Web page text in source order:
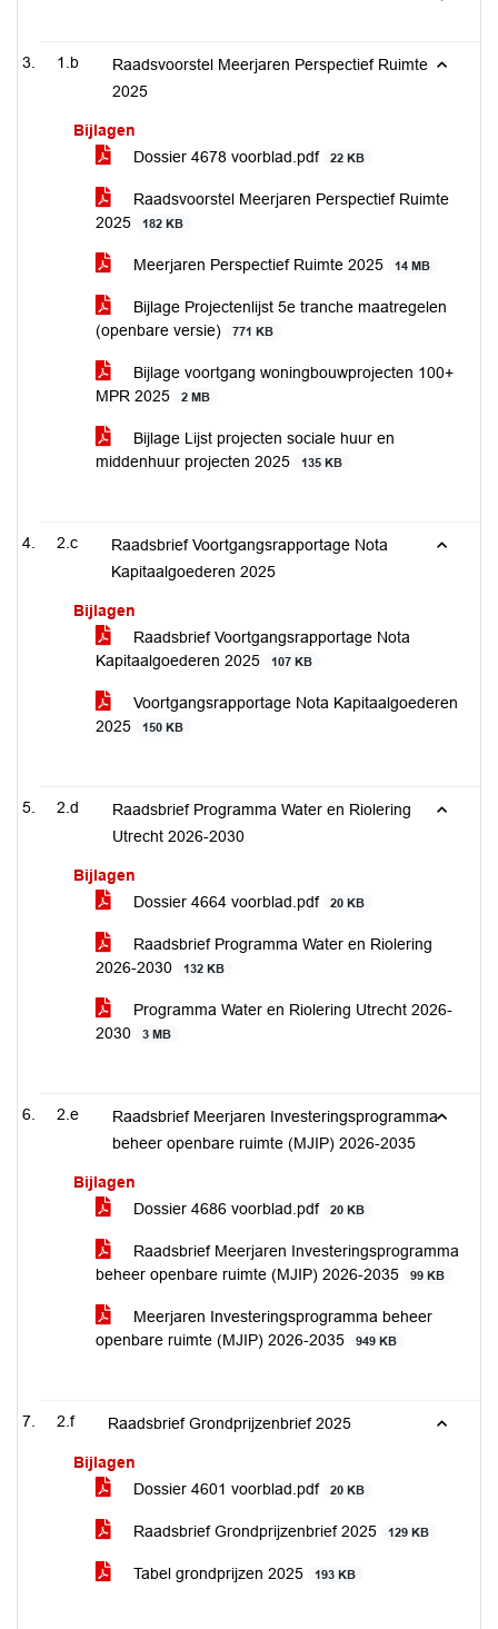
1.b
Raadsvoorstel Meerjaren Perspectief Ruimte
2025
Bijlagen
Dossier 4678 voorblad.pdf
22 KB
Raadsvoorstel Meerjaren Perspectief Ruimte
2025
182 KB
Meerjaren Perspectief Ruimte 2025 14 MB
Bijlage Projectenlijst 5e tranche maatregelen
(openbare versie)
771 KB
Bijlage voortgang woningbouwprojecten 100+
MPR 2025
2 MB
Bijlage Lijst projecten sociale huur en
middenhuur projecten 2025
135 KB
2.c
Raadsbrief Voortgangsrapportage Nota
Kapitaalgoederen 2025
Bijlagen
Raadsbrief Voortgangsrapportage Nota
Kapitaalgoederen 2025
107 KB
Voortgangsrapportage Nota Kapitaalgoederen
2025
150 KB
2.d
Raadsbrief Programma Water en Riolering
Utrecht 2026-2030
Bijlagen
Dossier 4664 voorblad.pdf
20 KB
Raadsbrief Programma Water en Riolering
2026-2030
132 KB
Programma Water en Riolering Utrecht 2026-
2030
3 MB
2.e
Raadsbrief Meerjaren Investeringsprogramma
beheer openbare ruimte (MJIP) 2026-2035
Bijlagen
Dossier 4686 voorblad.pdf
20 KB
Raadsbrief Meerjaren Investeringsprogramma
beheer openbare ruimte (MJIP) 2026-2035
99 KB
Meerjaren Investeringsprogramma beheer
openbare ruimte (MJIP) 2026-2035
949 KB
2.f Raadsbrief Grondprijzenbrief 2025
Bijlagen
Dossier 4601 voorblad.pdf
20 KB
Raadsbrief Grondprijzenbrief 2025 129 KB
Tabel grondprijzen 2025 193 KB